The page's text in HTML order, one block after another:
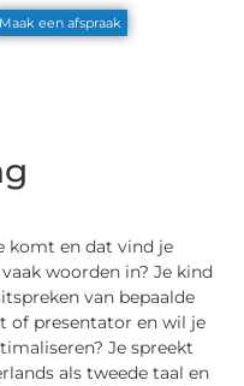
Maak een afspraak
komt en dat vind je
woorden in? Je kind
van bepaalde
of presentator en wil je
Je spreekt
als tweede taal en